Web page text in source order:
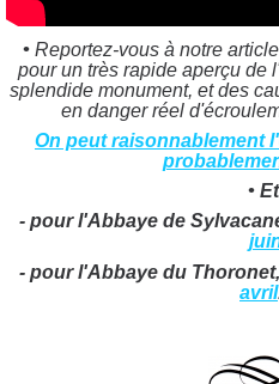
• Reportez-vous à notre
pour un très rapide aperçu de
splendide monument, et des
en danger réel
On peut raisonnablement
•
- pour l'Abbaye de
- pour l'Abbaye du
avril